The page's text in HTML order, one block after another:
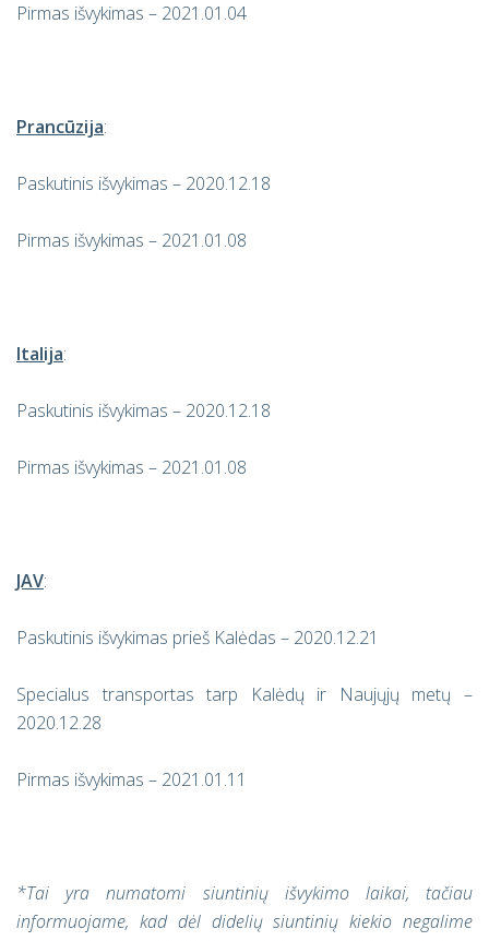
Pirmas išvykimas – 2021.01.04
Prancūzija:
Paskutinis išvykimas – 2020.12.18
Pirmas išvykimas – 2021.01.08
Italija:
Paskutinis išvykimas – 2020.12.18
Pirmas išvykimas – 2021.01.08
JAV:
Paskutinis išvykimas prieš Kalėdas – 2020.12.21
Specialus transportas tarp Kalėdų ir Naujųjų metų –
2020.12.28
Pirmas išvykimas – 2021.01.11
*Tai yra numatomi siuntinių išvykimo laikai, tačiau
informuojame, kad dėl didelių siuntinių kiekio negalime